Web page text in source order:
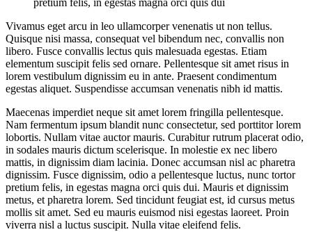
pretium felis, in egestas magna orci quis dui
Vivamus eget arcu in leo ullamcorper venenatis ut non tellus.
Quisque nisi massa, consequat vel bibendum nec, convallis non
libero. Fusce convallis lectus quis malesuada egestas. Etiam
elementum suscipit felis sed ornare. Pellentesque sit amet risus in
lorem vestibulum dignissim eu in ante. Praesent condimentum
egestas aliquet. Suspendisse accumsan venenatis nibh id mattis.
Maecenas imperdiet neque sit amet lorem fringilla pellentesque.
Nam fermentum ipsum blandit nunc consectetur, sed porttitor lorem
lobortis. Nullam vitae auctor mauris. Curabitur rutrum placerat odio,
in sodales mauris dictum scelerisque. In molestie ex nec libero
mattis, in dignissim diam lacinia. Donec accumsan nisl ac pharetra
dignissim. Fusce dignissim, odio a pellentesque luctus, nunc tortor
pretium felis, in egestas magna orci quis dui. Mauris et dignissim
metus, et pharetra lorem. Sed tincidunt feugiat est, id cursus metus
mollis sit amet. Sed eu mauris euismod nisi egestas laoreet. Proin
viverra nisl a luctus suscipit. Nulla vitae eleifend felis.